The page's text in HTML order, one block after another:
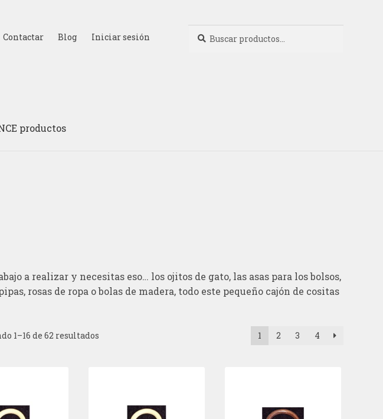
Contactar Blog Iniciar sesión
por:
productos
a realizar y necesitas eso… los ojitos de gato, las asas para los bolsos,
rosas de ropa o bolas de madera, todo este pequeño cajón de cositas
1–16 de 62 resultados 1 2 3 4